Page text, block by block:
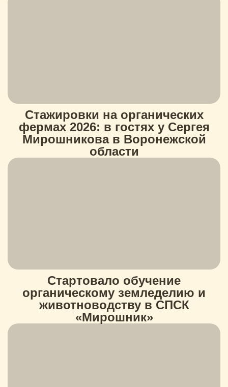
Стажировки на органических
фермах 2026: в гостях у Сергея
Мирошникова в Воронежской
области
Стартовало обучение
органическому земледелию и
животноводству в СПСК
«Мирошник»